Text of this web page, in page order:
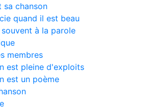
sa chanson
quand il est beau
à la parole
membres
est pleine d'exploits
est un poème